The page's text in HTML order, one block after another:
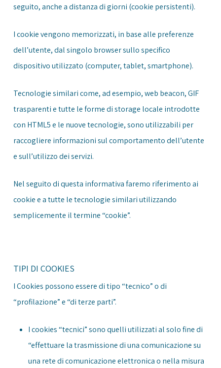
seguito, anche a distanza di giorni (cookie persistenti).
I cookie vengono memorizzati, in base alle preferenze
dell’utente, dal singolo browser sullo specifico
dispositivo utilizzato (computer, tablet, smartphone).
Tecnologie similari come, ad esempio, web beacon, GIF
trasparenti e tutte le forme di storage locale introdotte
con HTML5 e le nuove tecnologie, sono utilizzabili per
raccogliere informazioni sul comportamento dell’utente
e sull’utilizzo dei servizi.
Nel seguito di questa informativa faremo riferimento ai
cookie e a tutte le tecnologie similari utilizzando
semplicemente il termine “cookie”.
TIPI DI COOKIES
I Cookies possono essere di tipo “tecnico” o di
“profilazione” e “di terze parti”.
I cookies “tecnici” sono quelli utilizzati al solo fine di
“effettuare la trasmissione di una comunicazione su
una rete di comunicazione elettronica o nella misura